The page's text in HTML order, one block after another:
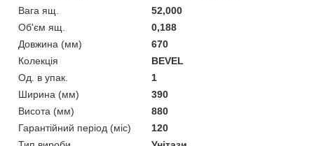
Вага ящ.
52,000
Об'єм ящ.
0,188
Довжина (мм)
670
Колекція
BEVEL
Од. в упак.
1
Ширина (мм)
390
Висота (мм)
880
Гарантійний період (міс)
120